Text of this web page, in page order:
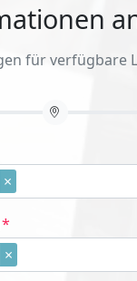
für verfügbare
×
×